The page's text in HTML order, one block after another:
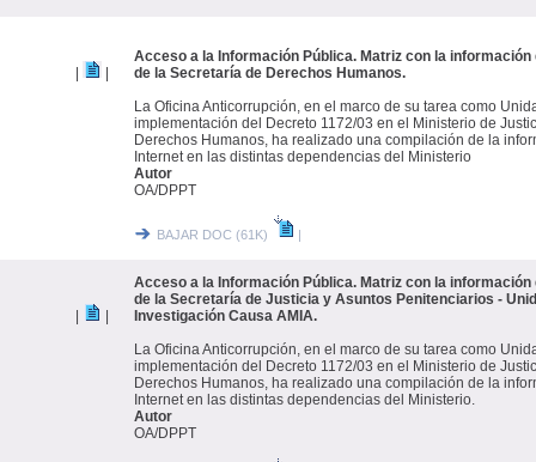
Acceso a la Información Pública. Matriz con la
de la Secretaría de Derechos Humanos.
La Oficina Anticorrupción, en el marco de su tarea como
implementación del Decreto 1172/03 en el Ministerio de
Derechos Humanos, ha realizado una compilación de la
Internet en las distintas dependencias del Ministerio
Autor
OA/DPPT
BAJAR DOC (61K) |
Acceso a la Información Pública. Matriz con la
de la Secretaría de Justicia y Asuntos Penitenciarios -
Investigación Causa AMIA.
La Oficina Anticorrupción, en el marco de su tarea como
implementación del Decreto 1172/03 en el Ministerio de
Derechos Humanos, ha realizado una compilación de la
Internet en las distintas dependencias del Ministerio.
Autor
OA/DPPT